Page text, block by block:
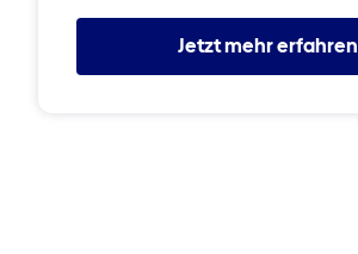
Jetzt mehr erfahren